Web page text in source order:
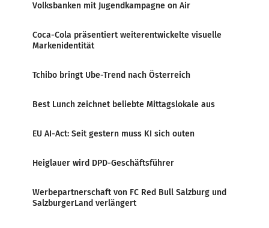
Volksbanken mit Jugendkampagne on Air
Coca-Cola präsentiert weiterentwickelte visuelle
Markenidentität
Tchibo bringt Ube-Trend nach Österreich
Best Lunch zeichnet beliebte Mittagslokale aus
EU AI-Act: Seit gestern muss KI sich outen
Heiglauer wird DPD-Geschäftsführer
Werbepartnerschaft von FC Red Bull Salzburg und
SalzburgerLand verlängert